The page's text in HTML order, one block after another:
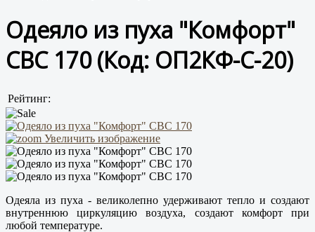
Одеяло из пуха "Комфорт"
СВС 170(Код: ОП2КФ-С-20)
Рейтинг:
Увеличить изображение
Одеяла из пуха - великолепно удерживают тепло и создают
внутреннюю циркуляцию воздуха, создают комфорт при
любой температуре.